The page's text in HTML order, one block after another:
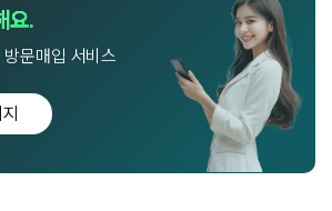
요.
문매입 서비스